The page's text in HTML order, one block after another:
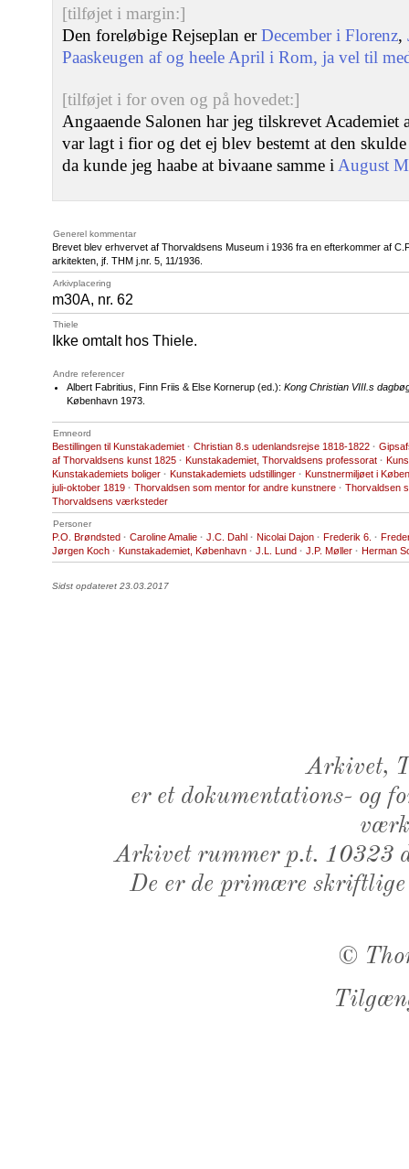
[tilføjet i margin:]
Den foreløbige Rejseplan erDecember i Florenz,
Paaskeugen af og heele April i Rom, ja vel til
[tilføjet i for oven og på hovedet:]
Angaaende Salonen har jeg tilskrevet Academiet
var lagt i fior og det ej blev bestemt at den
da kunde jeg haabe at bivaane samme i August
Generel kommentar
Brevet blev erhvervet af Thorvaldsens Museum i 1936 fra en efterkommer af
arkitekten, jf. THM j.nr. 5, 11/1936.
Arkivplacering
m30A, nr. 62
Thiele
Ikke omtalt hos Thiele.
Andre referencer
Albert Fabritius, Finn Friis & Else Kornerup (ed.): Kong Christian VIII.s
København 1973.
Emneord
Bestillingen til Kunstakademiet · Christian 8.s udenlandsrejse 1818-1822 ·
af Thorvaldsens kunst 1825 · Kunstakademiet, Thorvaldsens professorat ·
Kunstakademiets boliger · Kunstakademiets udstillinger · Kunstnermiljøet i
juli-oktober 1819 · Thorvaldsen som mentor for andre kunstnere · Thorvaldsen
Thorvaldsens værksteder
Personer
P.O. Brøndsted · Caroline Amalie · J.C. Dahl · Nicolai Dajon · Frederik 6. ·
Jørgen Koch · Kunstakademiet, København · J.L. Lund · J.P. Møller · Herman
Sidst opdateret 23.03.2017
Arkivet,
er et dokumentations- og
Arkivet rummer p.t. 10323
De er de primære
©